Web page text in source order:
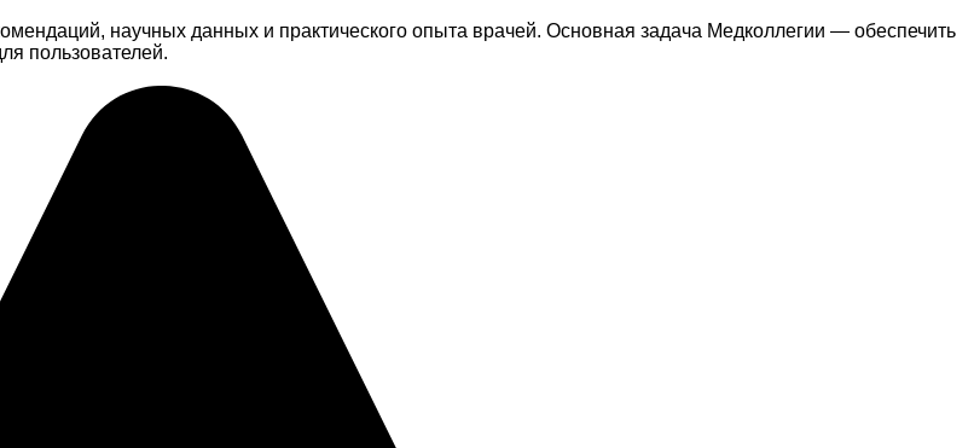
научных данных и практического опыта врачей. Основная задача Медколлегии — обеспечить
пользователей.